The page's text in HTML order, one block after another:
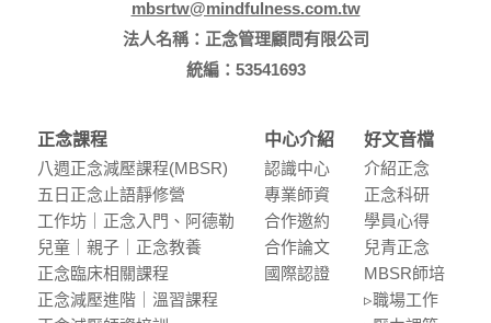
mbsrtw@mindfulness.com.tw
法人名稱：正念管理顧問有限公司
統編：53541693
正念課程
八週正念減壓課程(MBSR)
五⽇正念⽌語靜修營
⼯作坊｜正念入門、阿德勒
兒童｜親⼦｜正念教養
正念臨床相關課程
正念減壓進階｜溫習課程
中心介紹
認識中⼼
專業師資
合作邀約
合作論⽂
國際認證
好文音檔
介紹正念
正念科研
學員⼼得
兒青正念
MBSR師培
▹職場⼯作